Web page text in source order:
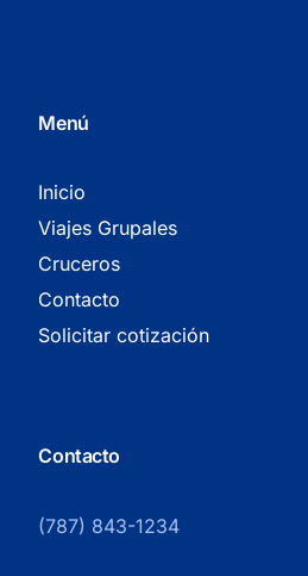
Menú
Inicio
Viajes Grupales
Cruceros
Contacto
Solicitar cotización
Contacto
(787) 843-1234